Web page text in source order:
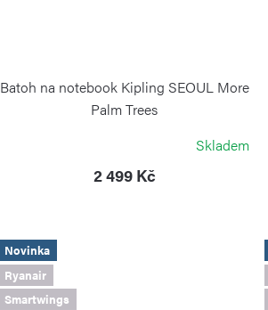
Batoh na notebook Kipling SEOUL More
Palm Trees
Skladem
2 499 Kč
Novinka
Ryanair
Smartwings